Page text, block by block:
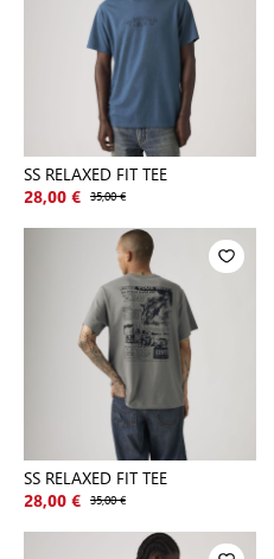
SS RELAXED FIT TEE
28,00 € 35,00 €
SS RELAXED FIT TEE
28,00 € 35,00 €